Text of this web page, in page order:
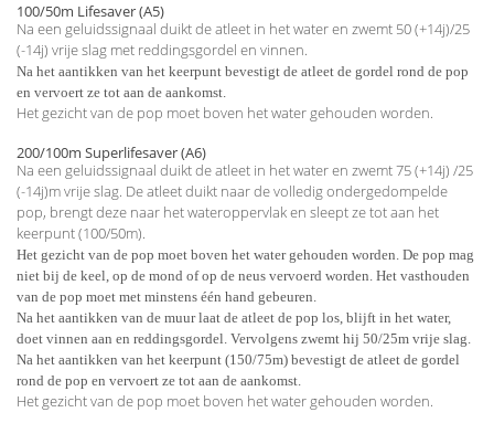
100/50m Lifesaver (A5)
Na een geluidssignaal duikt de atleet in het water en zwemt 50 (+14j)/25
(-14j) vrije slag met reddingsgordel en vinnen.
Na het aantikken van het keerpunt bevestigt de atleet de gordel rond de pop
en vervoert ze tot aan de aankomst.
Het gezicht van de pop moet boven het water gehouden worden.
200/100m Superlifesaver (A6)
Na een geluidssignaal duikt de atleet in het water en zwemt 75 (+14j) /25
(-14j)m vrije slag. De atleet duikt naar de volledig ondergedompelde
pop, brengt deze naar het wateroppervlak en sleept ze tot aan het
keerpunt (100/50m).
Het gezicht van de pop moet boven het water gehouden worden. De pop mag
niet bij de keel, op de mond of op de neus vervoerd worden. Het vasthouden
van de pop moet met minstens één hand gebeuren.
Na het aantikken van de muur laat de atleet de pop los, blijft in het water,
doet vinnen aan en reddingsgordel. Vervolgens zwemt hij 50/25m vrije slag.
Na het aantikken van het keerpunt (150/75m) bevestigt de atleet de gordel
rond de pop en vervoert ze tot aan de aankomst.
Het gezicht van de pop moet boven het water gehouden worden.